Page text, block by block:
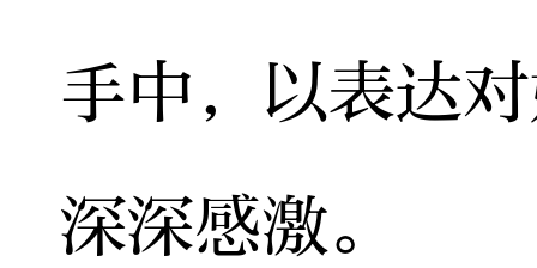
手中，以表达
深深感激。